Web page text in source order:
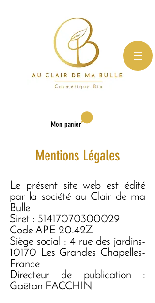
Mon panier
Mentions Légales
Le présent site web est édité
par la société au Clair de ma
Bulle
Siret : 51417070300029
Code APE 20.42Z
Siège social : 4 rue des jardins-
10170 Les Grandes Chapelles-
France
Directeur de publication :
Gaëtan FACCHIN